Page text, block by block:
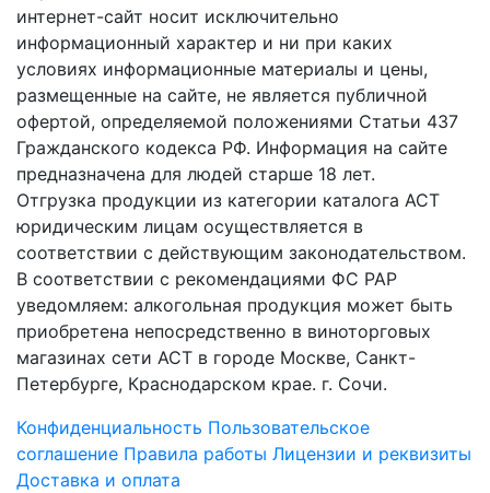
интернет-сайт носит исключительно
информационный характер и ни при каких
условиях информационные материалы и цены,
размещенные на сайте, не является публичной
офертой, определяемой положениями Статьи 437
Гражданского кодекса РФ. Информация на сайте
предназначена для людей старше 18 лет.
Отгрузка продукции из категории каталога АСТ
юридическим лицам осуществляется в
соответствии с действующим законодательством.
В соответствии с рекомендациями ФС РАР
уведомляем: алкогольная продукция может быть
приобретена непосредственно в виноторговых
магазинах сети АСТ в городе Москве, Санкт-
Петербурге, Краснодарском крае. г. Сочи.
Конфиденциальность Пользовательское
соглашение Правила работы Лицензии и реквизиты
Доставка и оплата